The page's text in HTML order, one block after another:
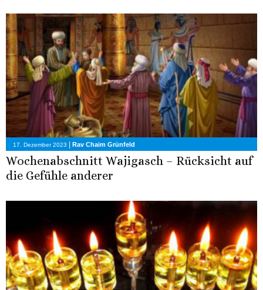
17. Dezember 2023 Rav Chaim Grünfeld
Wochenabschnitt Wajigasch – Rücksicht auf
die Gefühle anderer